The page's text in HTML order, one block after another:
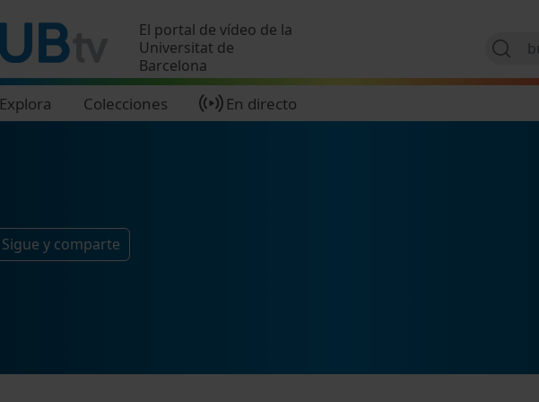
El portal de vídeo de la
Universitat de
Barcelona
Explora Colecciones En directo
Sigue y comparte